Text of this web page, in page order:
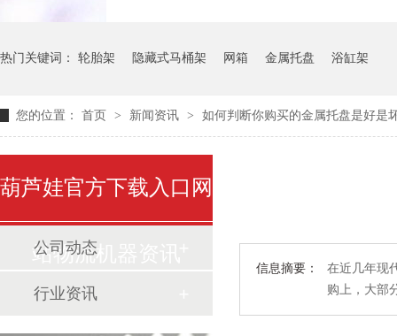
热门关键词： 轮胎架 隐藏式马桶架 网箱 金属托盘 浴缸架
您的位置： 首页 > 新闻资讯 > 如何判断你购买的金属托盘是好是
信息摘要：
在近几年现
购上，大
葫芦娃官方下载入口网
站物流机器资讯
公司动态
行业资讯